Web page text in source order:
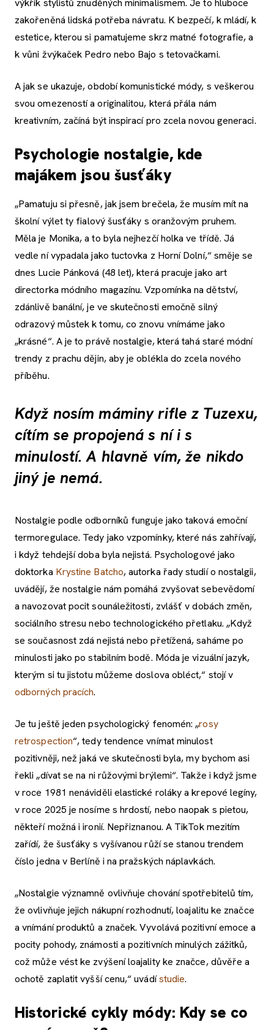
výkřik stylistů znuděných minimalismem. Je to hluboce
zakořeněná lidská potřeba návratu. K bezpečí, k mládí, k
estetice, kterou si pamatujeme skrz matné fotografie, a
k vůni žvýkaček Pedro nebo Bajo s tetovačkami.
A jak se ukazuje, období komunistické módy, s veškerou
svou omezeností a originalitou, která přála nám
kreativním, začíná být inspirací pro zcela novou generaci.
Psychologie nostalgie, kde
majákem jsou šusťáky
„Pamatuju si přesně, jak jsem brečela, že musím mít na
školní výlet ty fialový šusťáky s oranžovým pruhem.
Měla je Monika, a to byla nejhezčí holka ve třídě. Já
vedle ní vypadala jako tuctovka z Horní Dolní,“ směje se
dnes Lucie Pánková (48 let), která pracuje jako art
directorka módního magazínu. Vzpomínka na dětství,
zdánlivě banální, je ve skutečnosti emočně silný
odrazový můstek k tomu, co znovu vnímáme jako
„krásné“. A je to právě nostalgie, která tahá staré módní
trendy z prachu dějin, aby je oblékla do zcela nového
příběhu.
Když nosím máminy rifle z Tuzexu,
cítím se propojená s ní i s
minulostí. A hlavně vím, že nikdo
jiný je nemá.
Nostalgie podle odborníků funguje jako taková emoční
termoregulace. Tedy jako vzpomínky, které nás zahřívají,
i když tehdejší doba byla nejistá. Psychologové jako
doktorka Krystine Batcho, autorka řady studií o nostalgii,
uvádějí, že nostalgie nám pomáhá zvyšovat sebevědomí
a navozovat pocit sounáležitosti, zvlášť v dobách změn,
sociálního stresu nebo technologického přetlaku. „Když
se současnost zdá nejistá nebo přetížená, saháme po
minulosti jako po stabilním bodě. Móda je vizuální jazyk,
kterým si tu jistotu můžeme doslova obléct,“ stojí v
odborných pracích.
Je tu ještě jeden psychologický fenomén: „rosy
retrospection“, tedy tendence vnímat minulost
pozitivněji, než jaká ve skutečnosti byla, my bychom asi
řekli „dívat se na ni růžovými brýlemi“. Takže i když jsme
v roce 1981 nenáviděli elastické roláky a krepové legíny,
v roce 2025 je nosíme s hrdostí, nebo naopak s pietou,
někteří možná i ironií. Nepřiznanou. A TikTok mezitím
zařídí, že šusťáky s vyšívanou růží se stanou trendem
číslo jedna v Berlíně i na pražských náplavkách.
„Nostalgie významně ovlivňuje chování spotřebitelů tím,
že ovlivňuje jejich nákupní rozhodnutí, loajalitu ke značce
a vnímání produktů a značek. Vyvolává pozitivní emoce a
pocity pohody, známosti a pozitivních minulých zážitků,
což může vést ke zvýšení loajality ke značce, důvěře a
ochotě zaplatit vyšší cenu,“ uvádístudie.
Historické cykly módy: Kdy se co